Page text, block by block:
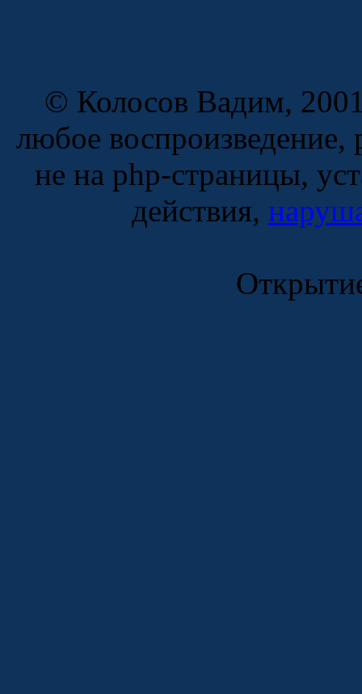
© Колосов Вадим,
любое воспроизведение,
не на php-страницы,
действия,